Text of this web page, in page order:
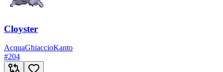
Cloyster
AcquaGhiaccioKanto
#204